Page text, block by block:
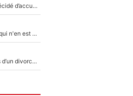
Avant l’annonce de sa première liste, Zidane a décidé d’accueillir une nouvelle tête en équipe de France
Mercato - Analyse : Real-Vinicius Jr, la surprise qui n'en est pas une...
Frank McCourt et Pablo Longoria : Les coulisses d’un divorce coûteux qui ruine l’OM à petit feu…